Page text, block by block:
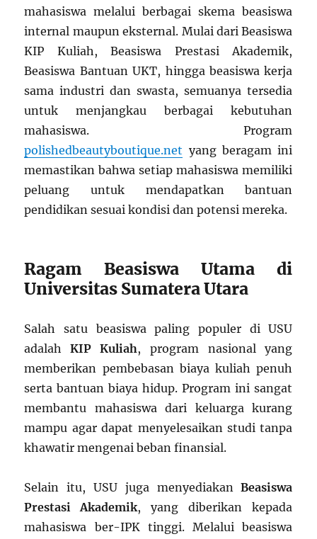
mahasiswa melalui berbagai skema beasiswa
internal maupun eksternal. Mulai dari Beasiswa
KIP Kuliah, Beasiswa Prestasi Akademik,
Beasiswa Bantuan UKT, hingga beasiswa kerja
sama industri dan swasta, semuanya tersedia
untuk menjangkau berbagai kebutuhan
mahasiswa. Program
polishedbeautyboutique.net yang beragam ini
memastikan bahwa setiap mahasiswa memiliki
peluang untuk mendapatkan bantuan
pendidikan sesuai kondisi dan potensi mereka.
Ragam Beasiswa Utama di
Universitas Sumatera Utara
Salah satu beasiswa paling populer di USU
adalahKIP Kuliah, program nasional yang
memberikan pembebasan biaya kuliah penuh
serta bantuan biaya hidup. Program ini sangat
membantu mahasiswa dari keluarga kurang
mampu agar dapat menyelesaikan studi tanpa
khawatir mengenai beban finansial.
Selain itu, USU juga menyediakanBeasiswa
Prestasi Akademik, yang diberikan kepada
mahasiswa ber-IPK tinggi. Melalui beasiswa